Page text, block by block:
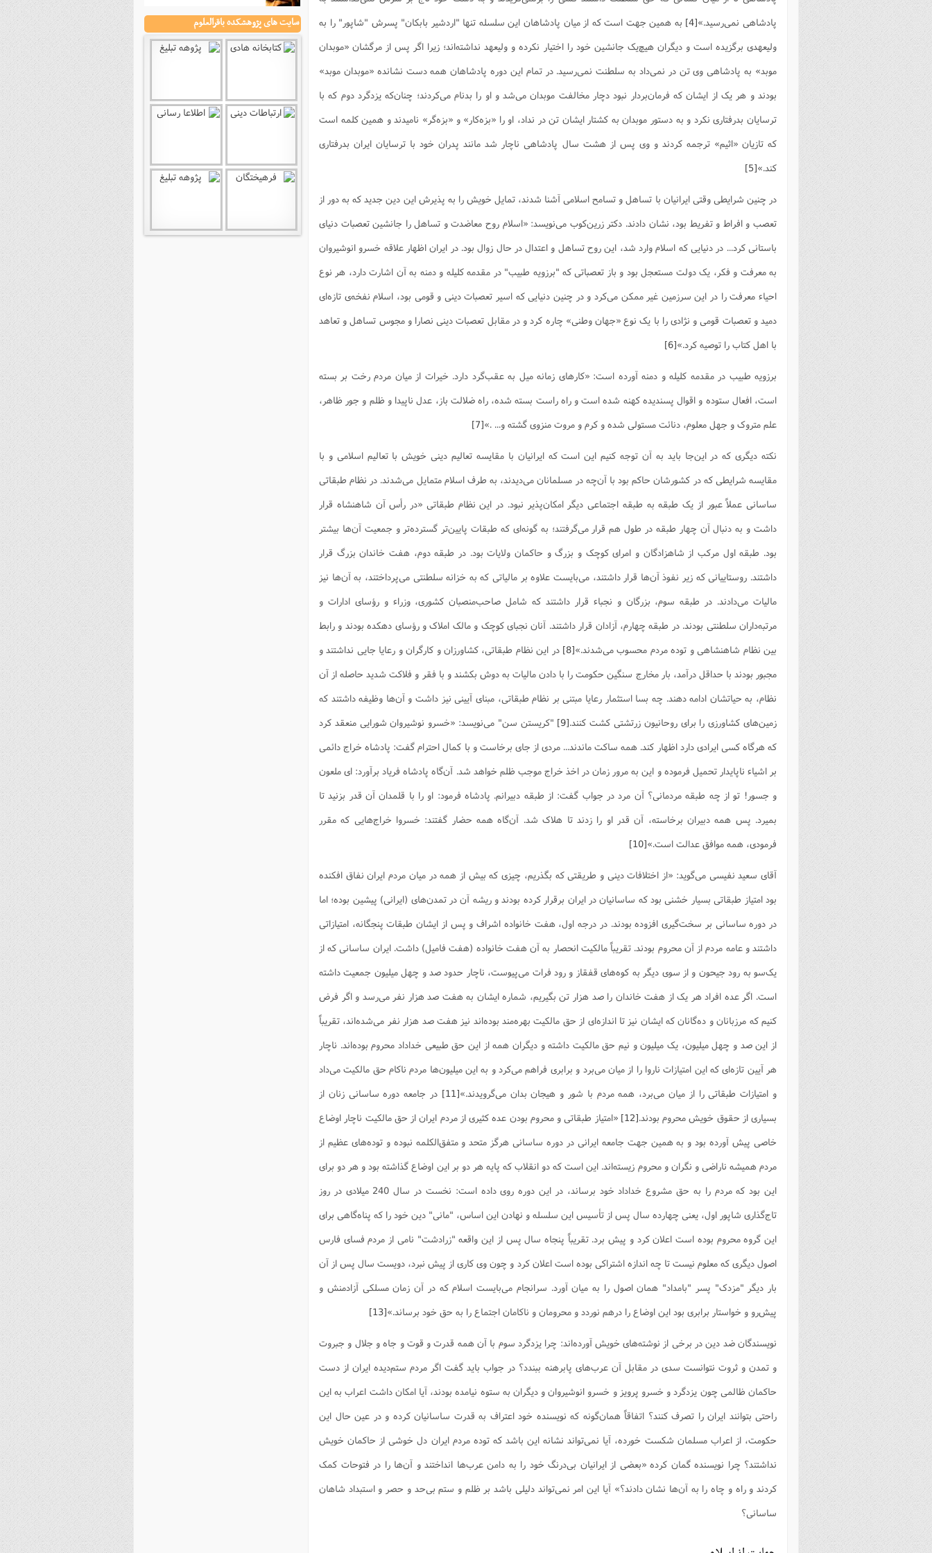
نصیریه (شیعی)
سایر فرق شیعی
پادشاهى نمى‌رسید.»[4]
به همین جهت است که از میان پادشاهان این سلسله تنها "اردشیر بابکان" پسرش "شاپور" را به
ولیعهدى برگزیده است و دیگران هیچ‌یک جانشین خود را اختیار نکرده و ولیعهد نداشته‌اند؛ زیرا اگر پس از مرگشان «موبدان
موبد» به پادشاهى وى تن در نمى‌داد به سلطنت نمى‌رسید. در تمام این دوره پادشاهان همه دست نشانده «موبدان موبد»
بودند و هر یک از ایشان که فرمان‌بردار نبود دچار مخالفت موبدان مى‌شد و او را بدنام مى‌کردند؛ چنان‌که یزدگرد دوم که با
ترسایان بدرفتارى نکرد و به دستور موبدان به کشتار ایشان تن در نداد، او را «بزه‌کار» و «بزه‌گر» نامیدند و همین کلمه است
که تازیان «اثیم» ترجمه کردند و وى پس از هشت سال پادشاهى ناچار شد مانند پدران خود با ترسایان ایران بدرفتارى
کند.»[5]
در چنین شرایطی وقتی ایرانیان با تساهل و تسامح اسلامی آشنا شدند، تمایل خویش را به پذیرش این دین جدید که به دور از
تعصب و افراط و تفریط بود، نشان دادند. دکتر زرین‌کوب می‌نویسد: «اسلام روح معاضدت و تساهل را جانشین تعصبات دنیای
باستانی کرد... در دنیایی که اسلام وارد شد، این روح تساهل و اعتدال در حال زوال بود. در ایران اظهار علاقه خسرو انوشیروان
به معرفت و فکر، یک دولت مستعجل بود و باز تعصباتی که "برزویه طبیب" در مقدمه کلیله و دمنه به آن اشارت دارد، هر نوع
احیاء معرفت را در این سرزمین غیر ممکن می‌کرد و در چنین دنیایی که اسیر تعصبات دینی و قومی بود، اسلام نفخه‌ی تازه‌ای
دمید و تعصبات قومی و نژادی را با یک نوع «جهان وطنی» چاره کرد و در مقابل تعصبات دینی نصارا و مجوس تساهل و تعاهد
با اهل کتاب را توصیه کرد.»[6]
برزویه طبیب در مقدمه کلیله و دمنه آورده است: «کارهای زمانه میل به عقب‌گرد دارد. خیرات از میان مردم رخت بر بسته
است، افعال ستوده و اقوال پسندیده کهنه شده است و راه راست بسته شده، راه ضلالت باز، عدل ناپیدا و ظلم و جور ظاهر،
علم متروک و جهل معلوم، دنائت مستولی شده و کرم و مروت منزوی گشته و... .»[7]
نکته دیگری که در این‌جا باید به آن توجه کنیم این است که ایرانیان با مقایسه تعالیم دینی خویش با تعالیم اسلامی و با
مقایسه شرایطی که در کشورشان حاکم بود با آن‌چه در مسلمانان می‌دیدند، به طرف اسلام متمایل می‌شدند. در نظام طبقاتی
ساسانی عملاً عبور از یک طبقه به طبقه اجتماعی دیگر امکان‌پذیر نبود. در این نظام طبقاتی «در رأس آن شاهنشاه قرار
داشت و به دنبال آن چهار طبقه در طول هم قرار می‌گرفتند؛ به گونه‌ای که طبقات پایین‌تر گسترده‌تر و جمعیت آن‌ها بیشتر
بود. طبقه اول مرکب از شاهزادگان و امرای کوچک و بزرگ و حاکمان ولایات بود‌. در طبقه دوم، هفت خاندان بزرگ قرار
داشتند. روستاییانی که زیر نفوذ آن‌ها قرار داشتند، می‌بایست علاوه بر مالیاتی که به خزانه سلطنتی می‌پرداختند، به آن‌ها نیز
مالیات می‌دادند. در طبقه سوم، بزرگان و نجباء قرار داشتند که شامل صاحب‌منصبان کشوری، وزراء و رؤسای ادارات و
مرتبه‌داران سلطنتی بودند. در طبقه چهارم، آزادان قرار داشتند. آنان نجبای کوچک و مالک املاک و رؤسای دهکده بودند و رابط
بین نظام شاهنشاهی و توده مردم محسوب می‌شدند.»[8]
در این نظام طبقاتی، کشاورزان و کارگران و رعایا جایی نداشتند و
مجبور بودند با حداقل درآمد، بار مخارج سنگین حکومت را با دادن مالیات به دوش بکشند و با فقر و فلاکت شدید حاصله از آن
نظام، به حیاتشان ادامه دهند. چه بسا استثمار رعایا مبتنی بر نظام طبقاتی، ‌مبنای آیینی نیز داشت و آن‌ها وظیفه داشتند که
زمین‌های کشاورزی را برای روحانیون زرتشتی کشت کنند.[9]
"کریستن سن" می‌نویسد: «خسرو نوشیروان شورایی منعقد کرد
که هرگاه کسی ایرادی دارد اظهار کند. همه ساکت ماندند... مردی از جای برخاست و با کمال احترام گفت: پادشاه خراج دائمی
بر اشیاء ناپایدار تحمیل فرموده و این به مرور زمان در اخذ خراج موجب ظلم خواهد شد. آن‌گاه پادشاه فریاد برآورد: ای ملعون
و جسور! تو از چه طبقه مردمانی؟ آن مرد در جواب گفت: از طبقه دبیرانم. پادشاه فرمود: او را با قلمدان آن قدر بزنید تا
بمیرد. پس همه دبیران برخاسته، ‌آن قدر او را زدند تا هلاک شد. آن‌گاه همه حضار گفتند: خسروا خراج‌هایی که مقرر
فرمودی، همه موافق عدالت است.»[10]
آقاى سعید نفیسى مى‌گوید: «از اختلافات دینى و طریقتى که بگذریم، چیزى که بیش از همه در میان مردم ایران نفاق افکنده
بود امتیاز طبقاتى بسیار خشنى بود که ساسانیان در ایران برقرار کرده بودند و ریشه آن در تمدن‌هاى (ایرانى) پیشین بوده؛ اما
در دوره ساسانى بر سخت‌گیرى افزوده بودند. در درجه اول، هفت خانواده اشراف و پس از ایشان طبقات پنجگانه، امتیازاتى
داشتند و عامه مردم از آن محروم بودند. تقریباً مالکیت انحصار به آن هفت خانواده (هفت فامیل) داشت. ایران ساسانى که از
یک‌سو به رود جیحون و از سوى دیگر به کوه‌هاى قفقاز و رود فرات مى‌پیوست، ناچار حدود صد و چهل میلیون جمعیت داشته
است. اگر عده افراد هر یک از هفت خاندان را صد هزار تن بگیریم، شماره ایشان به هفت صد هزار نفر مى‌رسد و اگر فرض
کنیم که مرزبانان و ده‌گانان که ایشان نیز تا اندازه‌اى از حق مالکیت بهره‌مند بوده‌اند نیز هفت صد هزار نفر مى‌شده‌اند، تقریباً
از این صد و چهل میلیون، یک میلیون و نیم حق مالکیت داشته و دیگران همه از این حق طبیعى خداداد محروم بوده‌اند. ناچار
هر آیین تازه‌اى که این امتیازات ناروا را از میان مى‌برد و برابرى فراهم مى‌کرد و به این میلیون‌ها مردم ناکام حق مالکیت مى‌داد
و امتیازات طبقاتى را از میان مى‌برد، همه مردم با شور و هیجان بدان مى‌گرویدند.»[11]
در جامعه دوره ساسانی زنان از
بسیاری از حقوق خویش محروم بودند.[12]
«امتیاز طبقاتى و محروم بودن عده کثیری از مردم ایران از حق مالکیت ناچار اوضاع
خاصى پیش آورده بود و به همین جهت جامعه ایرانى در دوره ساسانى هرگز متحد و متفق‌الکلمه نبوده و توده‌هاى عظیم از
مردم همیشه ناراضى و نگران و محروم زیسته‌اند. این است که دو انقلاب که پایه هر دو بر این اوضاع گذاشته بود و هر دو براى
این بود که مردم را به حق مشروع خداداد خود برساند، در این دوره روى داده است: نخست در سال 240 میلادى در روز
تاج‌گذارى شاپور اول، یعنى چهارده سال پس از تأسیس این سلسله و نهادن این اساس، "مانى" دین خود را که پناه‌گاهى براى
این گروه محروم بوده است اعلان کرد و پیش برد. تقریباً پنجاه سال پس از این واقعه "زرادشت" نامی از مردم فساى فارس
اصول دیگرى که معلوم نیست تا چه اندازه اشتراکى بوده است اعلان کرد و چون وى کارى از پیش نبرد، دویست سال پس از آن
بار دیگر "مزدک" پسر "بامداد" همان اصول را به میان آورد. سرانجام مى‌بایست اسلام که در آن زمان مسلکى آزادمنش و
پیش‌رو و خواستار برابرى بود این اوضاع را درهم نوردد و محرومان و ناکامان اجتماع را به حق خود برساند.»[13]
نویسندگان ضد دین در برخی از نوشته‌های خویش آورده‌اند: چرا یزدگرد سوم با آن همه قدرت و قوت و جاه و جلال و جبروت
و تمدن و ثروت نتوانست سدی در مقابل آن عرب‌های پابرهنه ببندد؟ در جواب باید گفت اگر مردم ستم‌دیده ایران از دست
حاکمان ظالمی چون یزدگرد و خسرو پرویز و خسرو انوشیروان و دیگران به ستوه نیامده بودند، آیا امکان داشت اعراب به این
راحتی بتوانند ایران را تصرف کنند؟ اتفاقاً همان‌گونه که نویسنده خود اعتراف به قدرت ساسانیان کرده و در عین حال این
حکومت، از اعراب مسلمان شکست خورده، آیا نمی‌تواند نشانه این باشد که توده مردم ایران دل خوشی از حاکمان خویش
نداشتند؟ چرا نویسنده گمان کرده «بعضی از ایرانیان بی‌درنگ خود را به دامن عرب‌ها انداختند و آن‌ها را در فتوحات کمک
کردند و راه و چاه را به آن‌ها نشان دادند؟» آیا این امر نمی‌تواند دلیلی باشد بر ظلم و ستم بی‌حد و حصر و استبداد شاهان
ساسانی؟
سایت های پژوهشکده باقرالعلوم